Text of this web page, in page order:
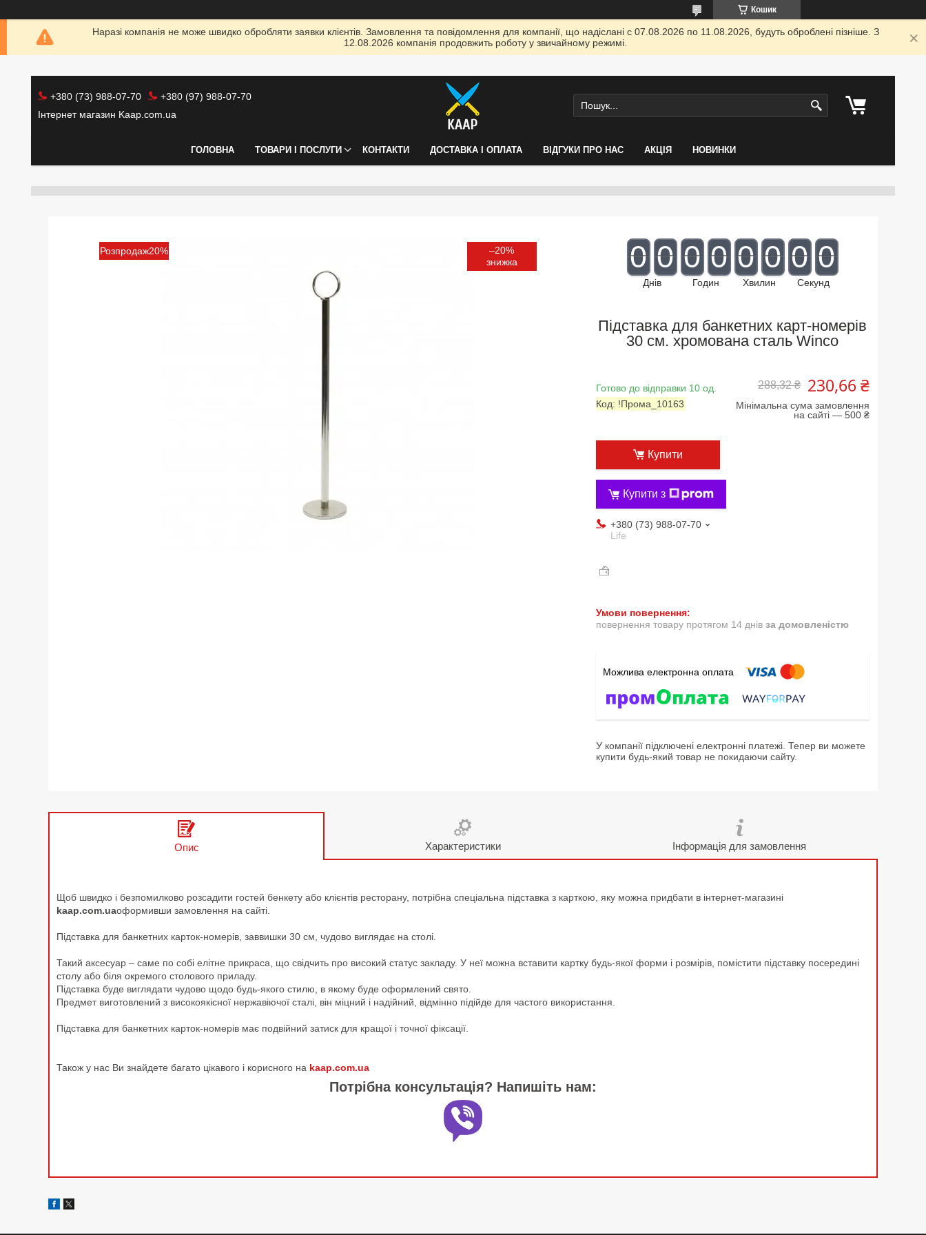
Кошик
Наразі компанія не може швидко обробляти заявки клієнтів. Замовлення та повідомлення для компанії, що надіслані с 07.08.2026 по 11.08.2026, будуть оброблені пізніше. З
12.08.2026 компанія продовжить роботу у звичайному режимі.
+380 (73) 988-07-70
+380 (97) 988-07-70
Інтернет магазин Kaap.com.ua
ГОЛОВНА ТОВАРИ І ПОСЛУГИ КОНТАКТИ ДОСТАВКА І ОПЛАТА ВІДГУКИ ПРО НАС АКЦІЯ НОВИНКИ
Розпродаж20% –20% 0 0
Днів
0 0
Годин
0 0
Хвилин
0 0
Секунд
Підставка для банкетних карт-номерів
30 см. хромована сталь Winco
Готово до відправки 10 од.
Код: !Прома_10163
288,32 ₴ 230,66 ₴
Мінімальна сума замовлення
на сайті — 500 ₴
Купити
Купити з
+380 (73) 988-07-70
Life
повернення товару протягом 14 днів за домовленістю
У компанії підключені електронні платежі. Тепер ви можете
купити будь-який товар не покидаючи сайту.
Опис Характеристики Інформація для замовлення
Щоб швидко і безпомилково розсадити гостей бенкету або клієнтів ресторану, потрібна спеціальна підставка з карткою, яку можна придбати в інтернет-магазині
kaap.com.uaоформивши замовлення на сайті.
Підставка для банкетних карток-номерів, заввишки 30 см, чудово виглядає на столі.
Такий аксесуар – саме по собі елітне прикраса, що свідчить про високий статус закладу. У неї можна вставити картку будь-якої форми і розмірів, помістити підставку посередині
столу або біля окремого столового приладу.
Підставка буде виглядати чудово щодо будь-якого стилю, в якому буде оформлений свято.
Предмет виготовлений з високоякісної нержавіючої сталі, він міцний і надійний, відмінно підійде для частого використання.
Підставка для банкетних карток-номерів має подвійний затиск для кращої і точної фіксації.
Також у нас Ви знайдете багато цікавого і корисного на kaap.com.ua
Потрібна консультація? Напишіть нам: